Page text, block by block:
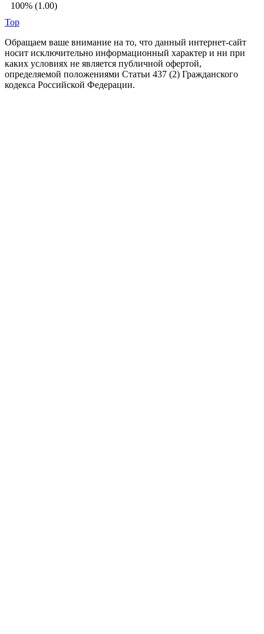
100% (1.00)
Top
Обращаем ваше внимание на то, что данный интернет-сайт
носит исключительно информационный характер и ни при
каких условиях не является публичной офертой,
определяемой положениями Статьи 437 (2) Гражданского
кодекса Российской Федерации.